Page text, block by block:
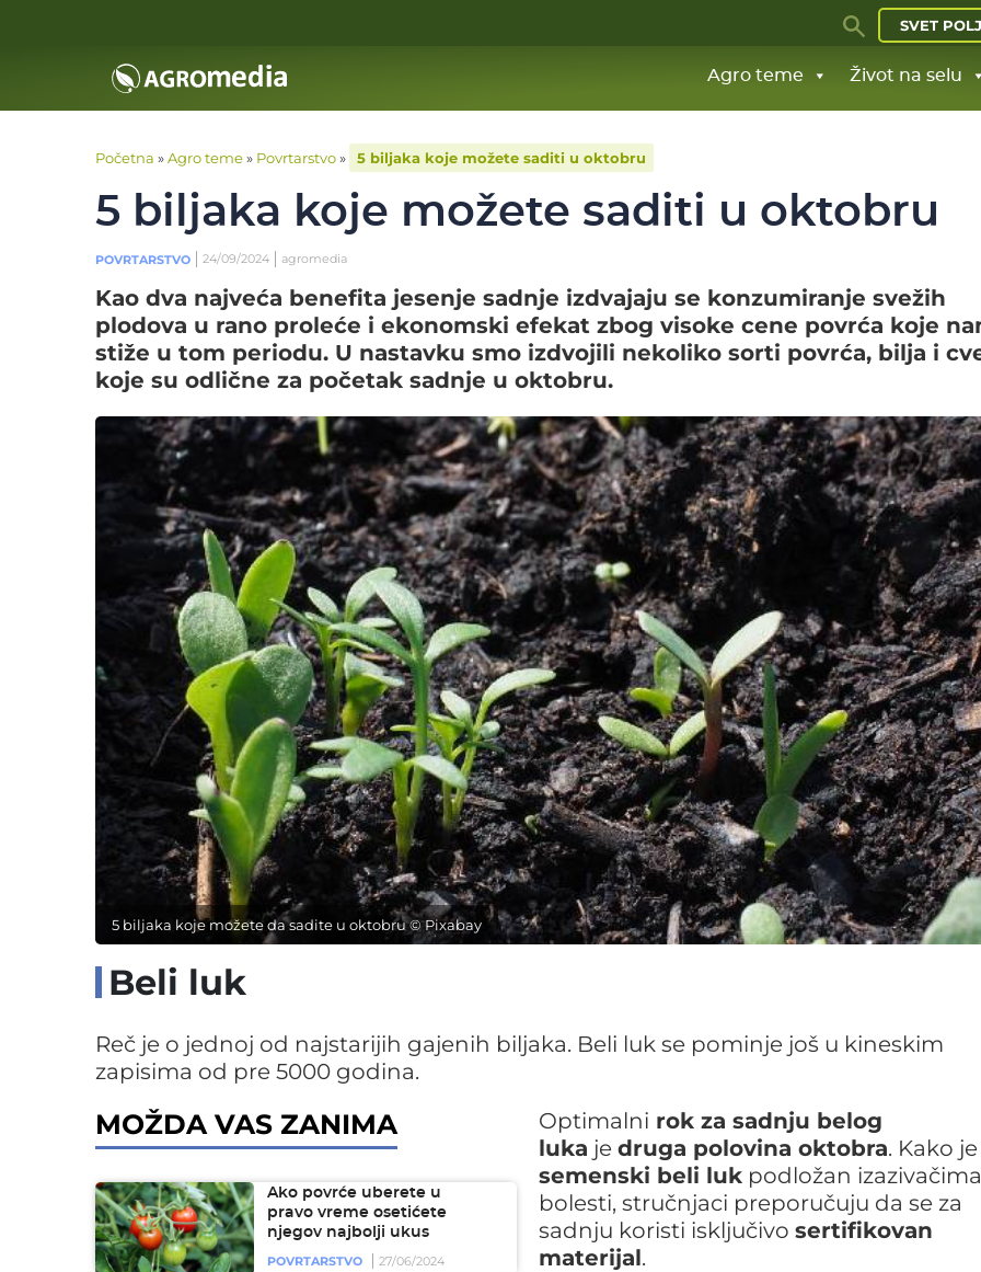
SVET
Agro teme Život na selu
Početna »Agro teme» Povrtarstvo» 5 biljaka koje možete saditi u oktobru
5 biljaka koje možete saditi u oktobru
POVRTARSTVO 24/09/2024 agromedia
Kao dva najveća benefita jesenje sadnje izdvajaju se konzumiranje svežih
plodova u rano proleće i ekonomski efekat zbog visoke cene povrća koje
stiže u tom periodu. U nastavku smo izdvojili nekoliko sorti povrća, bilja i
koje su odlične za početak sadnje u oktobru.
5 biljaka koje možete da sadite u oktobru © Pixabay
Beli luk
Reč je o jednoj od najstarijih gajenih biljaka. Beli luk se pominje još u kineskim
zapisima od pre 5000 godina.
MOŽDA VAS ZANIMA
Ako povrće uberete u
pravo vreme osetićete
njegov najbolji ukus
POVRTARSTVO
27/06/2024
Optimalni rok za sadnju belog
luka je druga polovina oktobra. Kako je
semenski beli lukpodložan izazivačima
bolesti, stručnjaci preporučuju da se za
sadnju koristi isključivo sertifikovan
materijal.